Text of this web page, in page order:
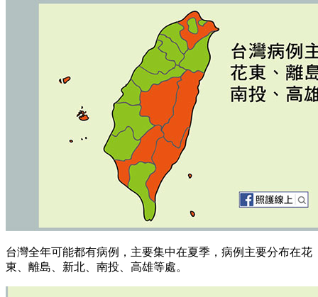
台灣全年可能都有病例，主要集中在夏季，病例主要分布在花
東、離島、新北、南投、高雄等處。